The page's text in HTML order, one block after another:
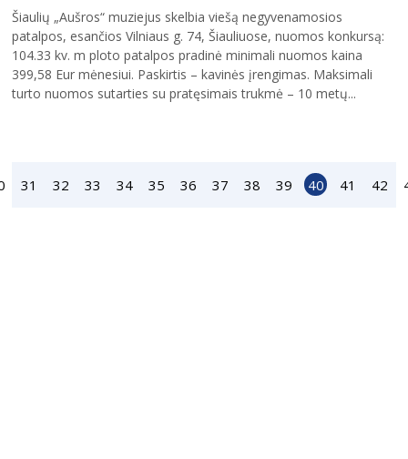
Šiaulių „Aušros“ muziejus skelbia viešą negyvenamosios
patalpos, esančios Vilniaus g. 74, Šiauliuose, nuomos konkursą:
104.33 kv. m ploto patalpos pradinė minimali nuomos kaina
399,58 Eur mėnesiui. Paskirtis – kavinės įrengimas. Maksimali
turto nuomos sutarties su pratęsimais trukmė – 10 metų...
31 32 33 34 35 36 37 38 39 40 41 42